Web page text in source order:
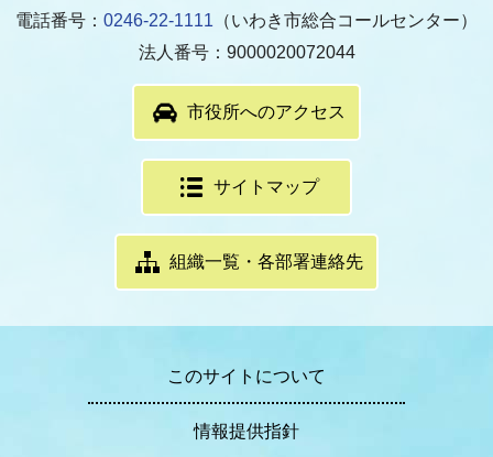
電話番号： 0246-22-1111 （いわき市総合コールセンター）
法人番号：9000020072044
市役所へのアクセス
サイトマップ
組織一覧・各部署連絡先
このサイトについて
情報提供指針